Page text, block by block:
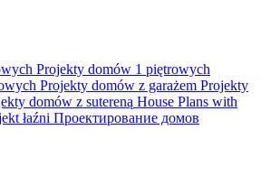
Projekty domów 1 piętrowych
Projekty domów z garażem Projekty
domów z sutereną House Plans with
łaźni Проектирование домов